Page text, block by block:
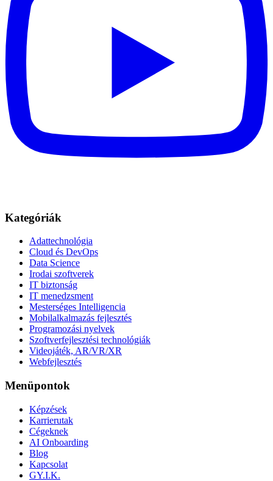
Kategóriák
Adattechnológia
Cloud és DevOps
Data Science
Irodai szoftverek
IT biztonság
IT menedzsment
Mesterséges Intelligencia
Mobilalkalmazás fejlesztés
Programozási nyelvek
Szoftverfejlesztési technológiák
Videojáték, AR/VR/XR
Webfejlesztés
Menüpontok
Képzések
Karrierutak
Cégeknek
AI Onboarding
Blog
Kapcsolat
GY.I.K.